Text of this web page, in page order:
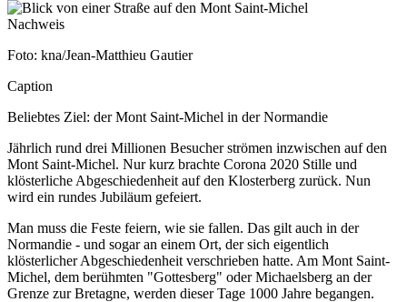
Nachweis
Foto: kna/Jean-Matthieu Gautier
Caption
Beliebtes Ziel: der Mont Saint-Michel in der Normandie
Jährlich rund drei Millionen Besucher strömen inzwischen auf den
Mont Saint-Michel. Nur kurz brachte Corona 2020 Stille und
klösterliche Abgeschiedenheit auf den Klosterberg zurück. Nun
wird ein rundes Jubiläum gefeiert.
Man muss die Feste feiern, wie sie fallen. Das gilt auch in der
Normandie - und sogar an einem Ort, der sich eigentlich
klösterlicher Abgeschiedenheit verschrieben hatte. Am Mont Saint-
Michel, dem berühmten "Gottesberg" oder Michaelsberg an der
Grenze zur Bretagne, werden dieser Tage 1000 Jahre begangen.